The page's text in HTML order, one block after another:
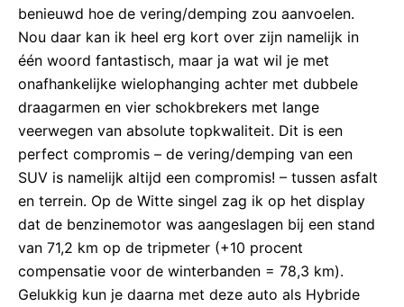
benieuwd hoe de vering/demping zou aanvoelen.
Nou daar kan ik heel erg kort over zijn namelijk in
één woord fantastisch, maar ja wat wil je met
onafhankelijke wielophanging achter met dubbele
draagarmen en vier schokbrekers met lange
veerwegen van absolute topkwaliteit. Dit is een
perfect compromis – de vering/demping van een
SUV is namelijk altijd een compromis! – tussen asfalt
en terrein. Op de Witte singel zag ik op het display
dat de benzinemotor was aangeslagen bij een stand
van 71,2 km op de tripmeter (+10 procent
compensatie voor de winterbanden = 78,3 km).
Gelukkig kun je daarna met deze auto als Hybride